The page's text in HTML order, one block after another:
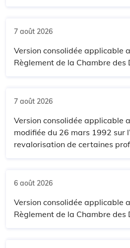
7 août 2026
Version consolidée applicable
Règlement de la Chambre des
7 août 2026
Version consolidée applicable
modifiée du 26 mars 1992 sur
revalorisation de certaines
6 août 2026
Version consolidée applicable
Règlement de la Chambre des